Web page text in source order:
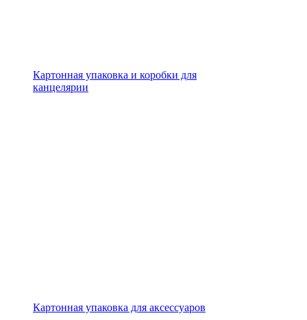
Картонная упаковка и коробки для
канцелярии
Картонная упаковка для аксессуаров